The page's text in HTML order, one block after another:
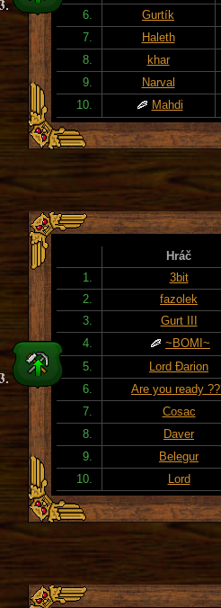
6.
Gurtík
7.
Haleth
8.
khar
9.
Narval
10.
Mahdi
Hráč
1.
3bit
2.
fazolek
3.
Gurt III
4.
~BOMI~
5.
Lord Đarion
6.
Are you ready
7.
Cosac
8.
Daver
9.
Belegur
10.
Lord